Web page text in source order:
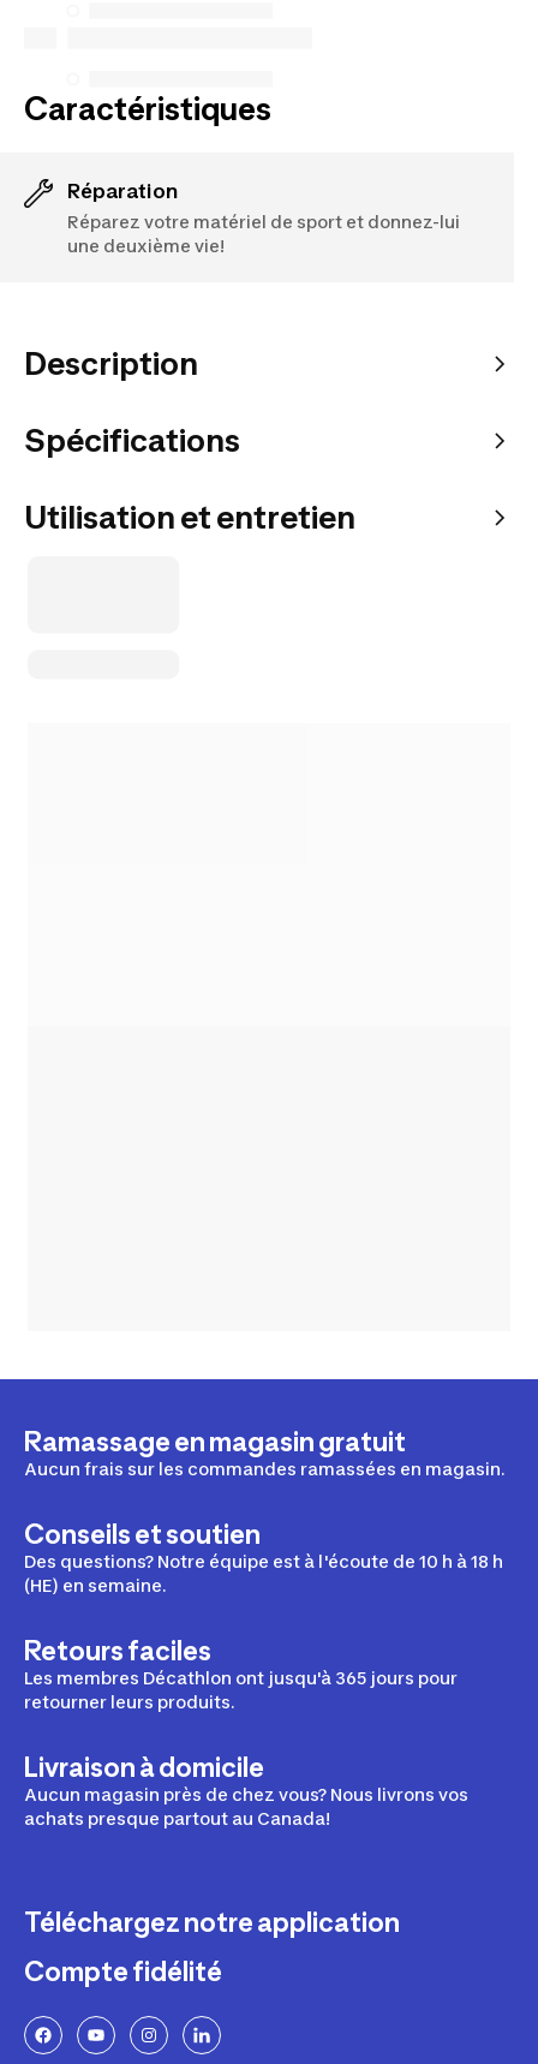
Caractéristiques
Réparation
Réparez votre matériel de sport et donnez-lui
une deuxième vie!
Description
Spécifications
Utilisation et entretien
Ramassage en magasin gratuit
Aucun frais sur les commandes ramassées en magasin.
Conseils et soutien
Des questions? Notre équipe est à l'écoute de 10 h à 18 h
(HE) en semaine.
Retours faciles
Les membres Décathlon ont jusqu'à 365 jours pour
retourner leurs produits.
Livraison à domicile
Aucun magasin près de chez vous? Nous livrons vos
achats presque partout au Canada!
Téléchargez notre application
Compte fidélité